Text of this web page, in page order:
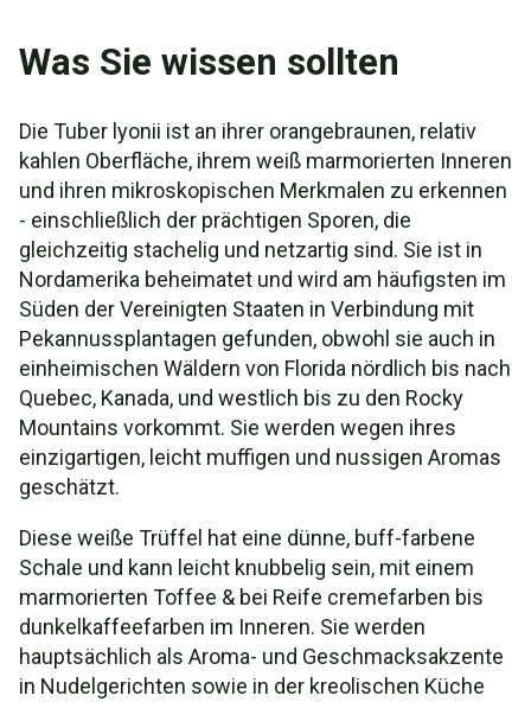
Was Sie wissen sollten
Die Tuber lyonii ist an ihrer orangebraunen, relativ
kahlen Oberfläche, ihrem weiß marmorierten Inneren
und ihren mikroskopischen Merkmalen zu erkennen
- einschließlich der prächtigen Sporen, die
gleichzeitig stachelig und netzartig sind. Sie ist in
Nordamerika beheimatet und wird am häufigsten im
Süden der Vereinigten Staaten in Verbindung mit
Pekannussplantagen gefunden, obwohl sie auch in
einheimischen Wäldern von Florida nördlich bis nach
Quebec, Kanada, und westlich bis zu den Rocky
Mountains vorkommt. Sie werden wegen ihres
einzigartigen, leicht muffigen und nussigen Aromas
geschätzt.
Diese weiße Trüffel hat eine dünne, buff-farbene
Schale und kann leicht knubbelig sein, mit einem
marmorierten Toffee & bei Reife cremefarben bis
dunkelkaffeefarben im Inneren. Sie werden
hauptsächlich als Aroma- und Geschmacksakzente
in Nudelgerichten sowie in der kreolischen Küche